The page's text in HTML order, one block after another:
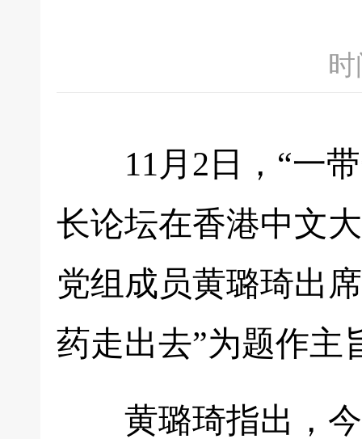
11月2日，“一带
长论坛在香港中文
党组成员黄璐琦出
药走出去”为题作主
黄璐琦指出，今